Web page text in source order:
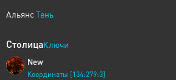
Альянс Тень
СтолицаКлючи
New
Координаты [134:279:3]